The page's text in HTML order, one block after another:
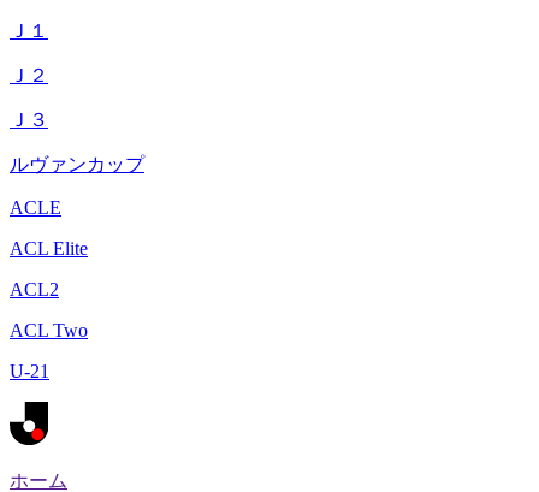
Ｊ１
Ｊ２
Ｊ３
ルヴァンカップ
ACLE
ACL Elite
ACL2
ACL Two
U-21
ホーム